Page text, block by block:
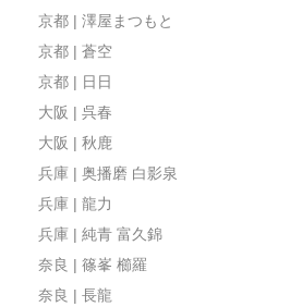
京都 | 澤屋まつもと
京都 | 蒼空
京都 | 日日
大阪 | 呉春
大阪 | 秋鹿
兵庫 | 奥播磨 白影泉
兵庫 | 龍力
兵庫 | 純青 富久錦
奈良 | 篠峯 櫛羅
奈良 | 長龍